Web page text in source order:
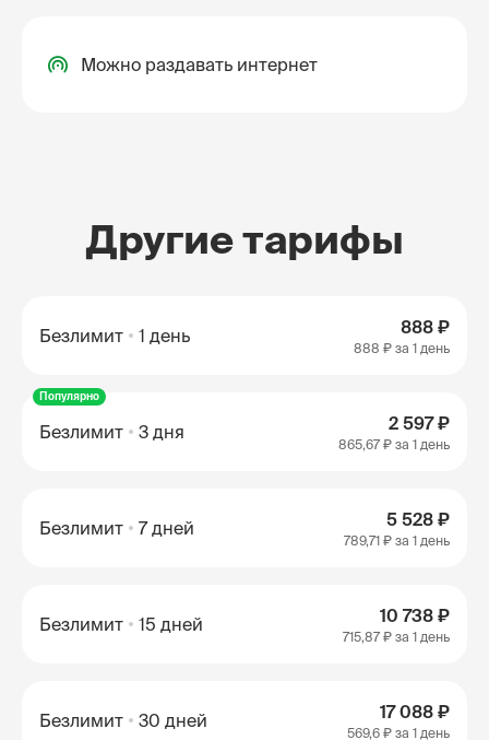
Можно раздавать интернет
Другие тарифы
Безлимит 1 день 888 ₽
888 ₽ за 1 день
Популярно
Безлимит 3 дня 2 597 ₽
865,67 ₽ за 1 день
Безлимит 7 дней 5 528 ₽
789,71 ₽ за 1 день
Безлимит 15 дней 10 738 ₽
715,87 ₽ за 1 день
Безлимит 30 дней 17 088 ₽
569,6 ₽ за 1 день